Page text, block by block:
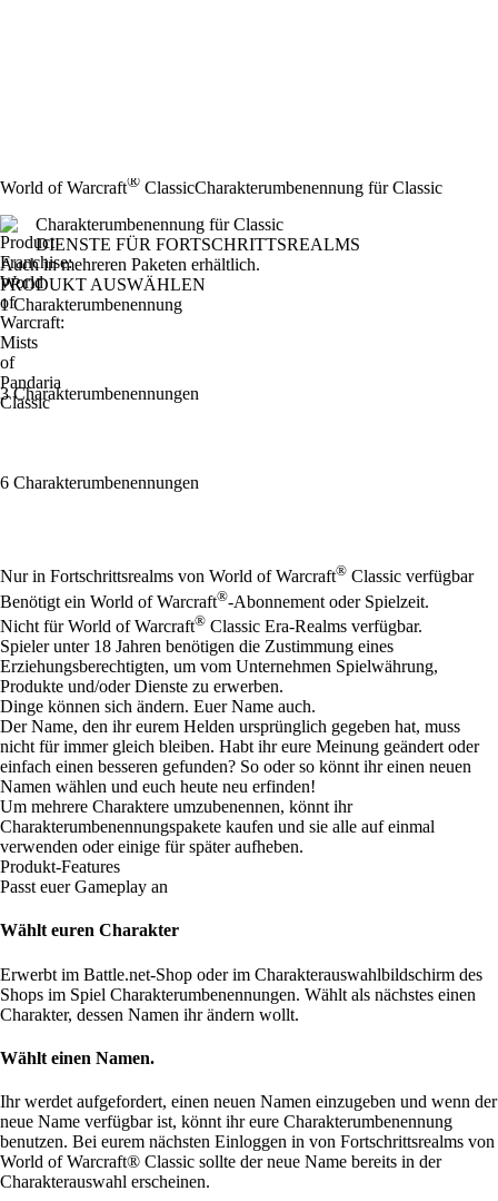
World of Warcraft® ClassicCharakterumbenennung für Classic
Charakterumbenennung für Classic
DIENSTE FÜR FORTSCHRITTSREALMS
Product Notification
Auch in mehreren Paketen erhältlich.
PRODUKT AUSWÄHLEN
1 Charakterumbenennung
3 Charakterumbenennungen
6 Charakterumbenennungen
Available actions
Nur in Fortschrittsrealms von World of Warcraft® Classic verfügbar
Benötigt ein World of Warcraft®-Abonnement oder Spielzeit.
Nicht für World of Warcraft® Classic Era-Realms verfügbar.
Spieler unter 18 Jahren benötigen die Zustimmung eines
Erziehungsberechtigten, um vom Unternehmen Spielwährung,
Produkte und/oder Dienste zu erwerben.
Dinge können sich ändern. Euer Name auch.
Der Name, den ihr eurem Helden ursprünglich gegeben hat, muss
nicht für immer gleich bleiben. Habt ihr eure Meinung geändert oder
einfach einen besseren gefunden? So oder so könnt ihr einen neuen
Namen wählen und euch heute neu erfinden!
Um mehrere Charaktere umzubenennen, könnt ihr
Charakterumbenennungspakete kaufen und sie alle auf einmal
verwenden oder einige für später aufheben.
Produkt-Features
Passt euer Gameplay an
Wählt euren Charakter
Erwerbt im Battle.net-Shop oder im Charakterauswahlbildschirm des
Shops im Spiel Charakterumbenennungen. Wählt als nächstes einen
Charakter, dessen Namen ihr ändern wollt.
Wählt einen Namen.
Ihr werdet aufgefordert, einen neuen Namen einzugeben und wenn der
neue Name verfügbar ist, könnt ihr eure Charakterumbenennung
benutzen. Bei eurem nächsten Einloggen in von Fortschrittsrealms von
World of Warcraft® Classic sollte der neue Name bereits in der
Charakterauswahl erscheinen.